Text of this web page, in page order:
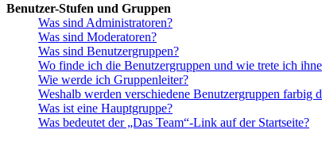
Benutzer-Stufen und Gruppen
Was sind Administratoren?
Was sind Moderatoren?
Was sind Benutzergruppen?
Wo finde ich die Benutzergruppen und wie trete ich
Wie werde ich Gruppenleiter?
Weshalb werden verschiedene Benutzergruppen farbig
Was ist eine Hauptgruppe?
Was bedeutet der „Das Team“-Link auf der Startseite?